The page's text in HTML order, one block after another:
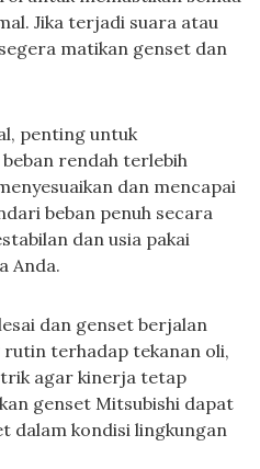
Jika terjadi suara atau
matikan genset dan
penting untuk
rendah terlebih
dan mencapai
beban penuh secara
dan usia pakai
Anda.
dan genset berjalan
terhadap tekanan oli,
agar kinerja tetap
genset Mitsubishi dapat
dalam kondisi lingkungan